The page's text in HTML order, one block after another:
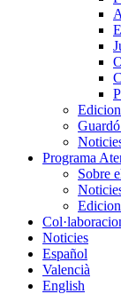
Programa
Sobre
Noticies
Español
Valencià
English